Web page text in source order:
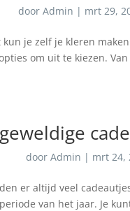
door Admin | mrt 29,
je zelf je kleren
om uit te kiezen.
door Admin | mrt 24,
er altijd veel
van het jaar. Je